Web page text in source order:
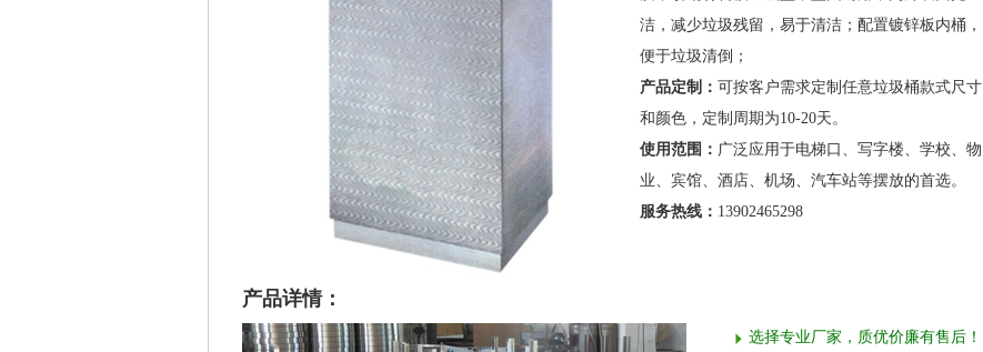
洁，减少垃圾残留，易于清洁；配置镀锌板内桶，
便于垃圾清倒；
产品定制： 可按客户需求定制任意垃圾桶款式尺寸
和颜色，定制周期为10-20天。
使用范围： 广泛应用于电梯口、写字楼、学校、物
业、宾馆、酒店、机场、汽车站等摆放的首选。
服务热线： 13902465298
产品详情：
选择专业厂家，质优价廉有售后！